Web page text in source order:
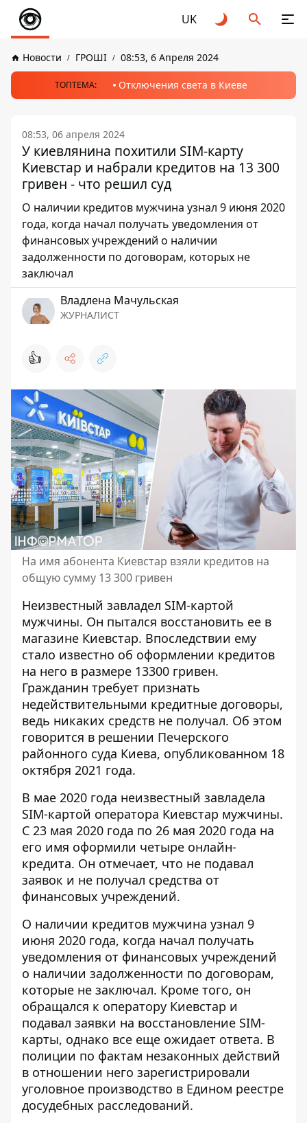
UK
Новости ГРОШІ 08:53, 6 Апреля 2024
ТОПТЕМА: Отключения света в Киеве
08:53, 06 апреля 2024
У киевлянина похитили SIM-карту
Киевстар и набрали кредитов на 13 300
гривен - что решил суд
О наличии кредитов мужчина узнал 9 июня 2020
года, когда начал получать уведомления от
финансовых учреждений о наличии
задолженности по договорам, которых не
заключал
Владлена Мачульская
ЖУРНАЛИСТ
👍
На имя абонента Киевстар взяли кредитов на
общую сумму 13 300 гривен
Неизвестный завладел SIM-картой
мужчины. Он пытался восстановить ее в
магазине Киевстар. Впоследствии ему
стало известно об оформлении кредитов
на него в размере 13300 гривен.
Гражданин требует признать
недействительными кредитные договоры,
ведь никаких средств не получал. Об этом
говорится в решении Печерского
районного суда Киева, опубликованном 18
октября 2021 года.
В мае 2020 года неизвестный завладела
SIM-картой оператора Киевстар мужчины.
С 23 мая 2020 года по 26 мая 2020 года на
его имя оформили четыре онлайн-
кредита. Он отмечает, что не подавал
заявок и не получал средства от
финансовых учреждений.
О наличии кредитов мужчина узнал 9
июня 2020 года, когда начал получать
уведомления от финансовых учреждений
о наличии задолженности по договорам,
которые не заключал. Кроме того, он
обращался к оператору Киевстар и
подавал заявки на восстановление SIM-
карты, однако все еще ожидает ответа. В
полиции по фактам незаконных действий
в отношении него зарегистрировали
уголовное производство в Едином реестре
досудебных расследований.